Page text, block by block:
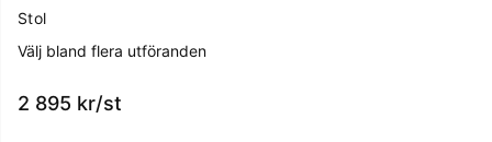
Stol
Välj bland flera utföranden
2 895 kr/st